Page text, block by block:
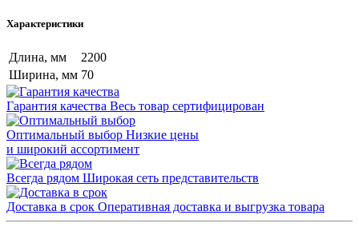
Характеристики
Длина, мм
2200
Ширина, мм 70
Гарантия качества Весь товар сертифицирован
Оптимальный выбор Низкие цены
и широкий ассортимент
Всегда рядом Широкая сеть представительств
Доставка в срок Оперативная доставка и выгрузка товара